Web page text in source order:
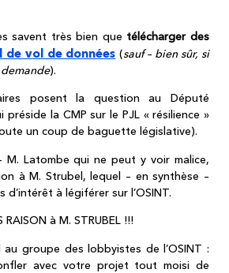
savent très bien que télécharger des
de vol de données (sauf – bien sûr, si
demande).
posent la question au Député
préside la CMP sur le PJL « résilience »
un coup de baguette législative).
M. Latombe qui ne peut y voir malice,
à M. Strubel, lequel – en synthèse –
d’intérêt à légiférer sur l’OSINT.
à M. STRUBEL !!!
au groupe des lobbyistes de l’OSINT :
avec votre projet tout moisi de